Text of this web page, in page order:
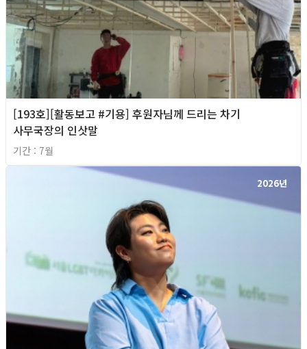
[193호][활동보고 #기용] 후원자님께 드리는 차기
사무국장의 인삿말
기간 : 7월
2026년